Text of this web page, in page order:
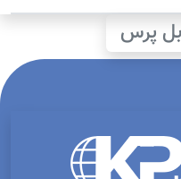
پرس